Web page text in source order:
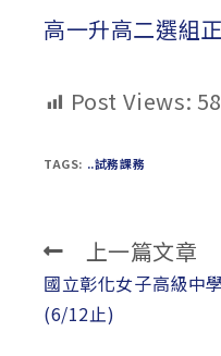
高一升高二選組
Post Views:
TAGS: ..試務課務
Read
more
articles
上一篇文章
國立彰化女子高級中
(6/12止)